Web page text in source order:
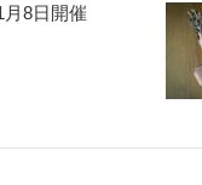
8日開催